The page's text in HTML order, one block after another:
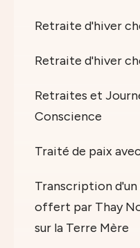
Retraite d'hiver
Retraite d'hiver
Retraites et
Conscience
Traité de paix
Transcription
offert par Thay
sur la Terre Mère